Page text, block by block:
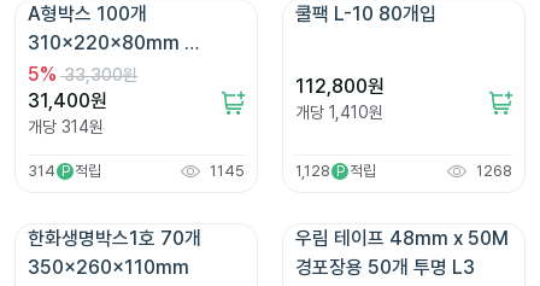
A형박스 100개
310x220x80mm
[AN05]
5% 33,300원
31,400원
개당 314원
314 P 적립 1145
쿨팩 L-10 80개입
112,800원
개당 1,410원
1,128 P 적립 1268
한화생명박스1호 70개
350x260x110mm
우림 테이프 48mm x 50M
경포장용 50개 투명 L3